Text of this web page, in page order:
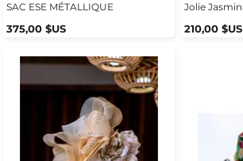
SAC ESE MÉTALLIQUE
375,00 $US
Jolie Jasmin
210,00 $US